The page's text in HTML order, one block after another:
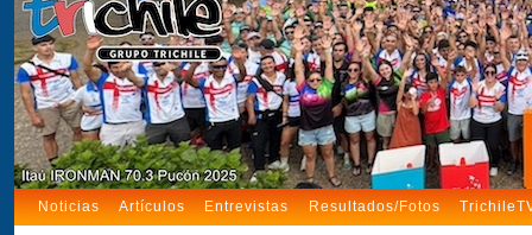
Noticias Artículos Entrevistas Resultados/Fotos